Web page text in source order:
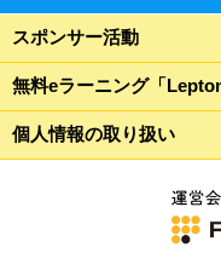
スポンサー活動
無料eラーニング「
個人情報の取り扱い